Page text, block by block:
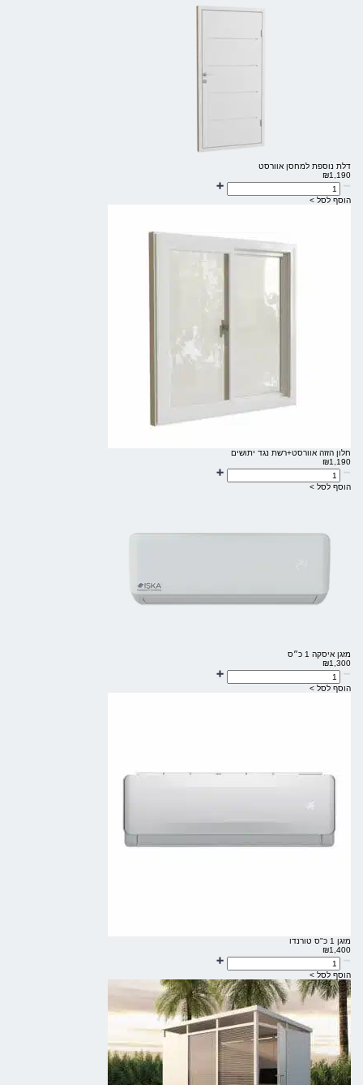
דלת נוספת למחסן אוורסט
₪1,190
הוסף לסל >
חלון הזזה אוורסט+רשת נגד יתושים
₪1,190
הוסף לסל >
מזגן איסקה 1 כ״ס
₪1,300
הוסף לסל >
מזגן 1 כ"ס טורנדו
₪1,400
הוסף לסל >